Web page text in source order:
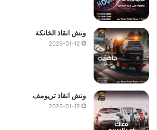
ونش انقاذ الخانكة
2026-01-12
ونش انقاذ تريومف
2026-01-12